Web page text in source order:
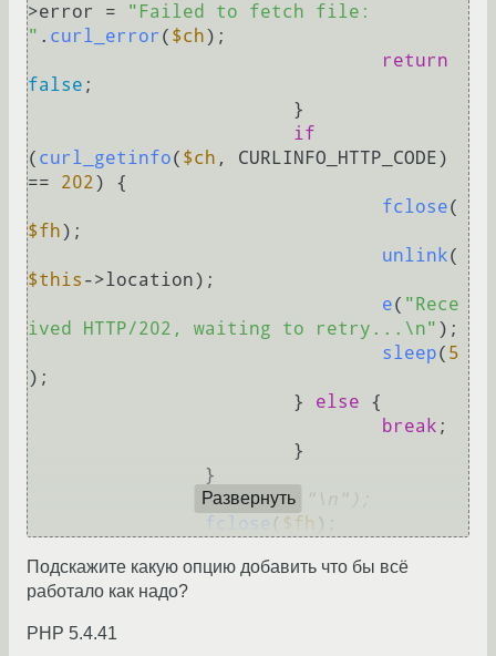
>error =
"Failed to fetch file:
" . curl_error ( $ch);
return
false ;
if
( curl_getinfo( $ch , CURLINFO_HTTP_CODE)
== 202) {
fclose(
$fh);
unlink(
$this ->location);
e( "Rece
ived HTTP/202, waiting to retry...\n" );
sleep( 5
);
			}
else {
break ;
//e($url."\n");
fclose ( $fh
Развернуть
Подскажите какую опцию добавить что бы всё
работало как надо?
PHP 5.4.41